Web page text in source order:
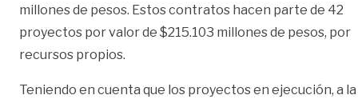
millones de pesos. Estos contratos hacen parte de 42
proyectos por valor de $215.103 millones de pesos, por
recursos propios.
Teniendo en cuenta que los proyectos en ejecución, a la